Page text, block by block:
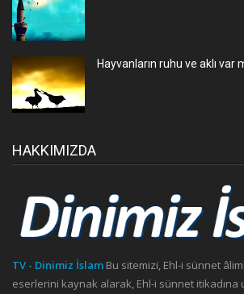
Hayvanların ruhu ve aklı var
HAKKIMIZDA
TV - Dinimiz İslam Bu sitemizi, Ehl-i sünnet
eserlerini kaynak alarak, Ehl-i sünnet itikadına